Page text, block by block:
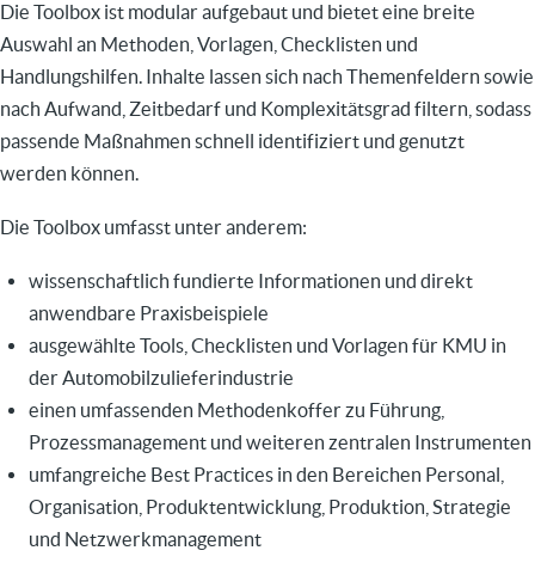
Die Toolbox ist modular aufgebaut und bietet eine breite
Auswahl an Methoden, Vorlagen, Checklisten und
Handlungshilfen. Inhalte lassen sich nach Themenfeldern sowie
nach Aufwand, Zeitbedarf und Komplexitätsgrad filtern, sodass
passende Maßnahmen schnell identifiziert und genutzt
werden können.
Die Toolbox umfasst unter anderem:
wissenschaftlich fundierte Informationen und direkt
anwendbare Praxisbeispiele
ausgewählte Tools, Checklisten und Vorlagen für KMU in
der Automobilzulieferindustrie
einen umfassenden Methodenkoffer zu Führung,
Prozessmanagement und weiteren zentralen Instrumenten
umfangreiche Best Practices in den Bereichen Personal,
Organisation, Produktentwicklung, Produktion, Strategie
und Netzwerkmanagement